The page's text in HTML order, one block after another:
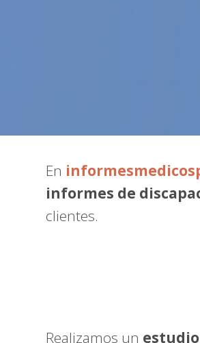
En
informes de
clientes.
Realizamos un